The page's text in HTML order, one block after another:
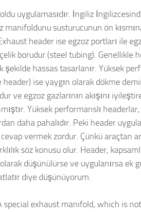
uygulamasıdır. İngiliz
manifoldunu susturucunun ön
header ise egzoz portları ile
borudur (steel tubing). Genellikle
şekilde hassas tasarlanır. Yüksek
ise yaygın olarak dökme
ve egzoz gazlarının akışını
Yüksek performanslı
daha pahalıdır. Peki header
vermek zordur. Çünkü araçtan
söz konusu olur. Header,
düşünülürse ve uygulanırsa ek
diye düşünüyorum.
special exhaust manifold, which is